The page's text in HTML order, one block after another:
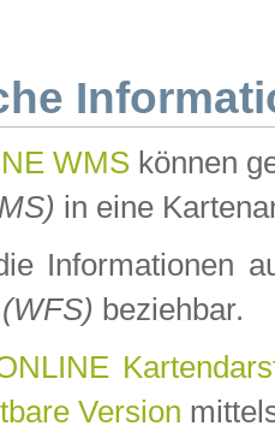
WMS können
in eine
Informationen
beziehbar.
Version